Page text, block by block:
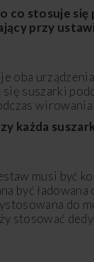
co stosuje się
przy
oba
suszarki
każda
musi być
być ładowana
do
stosować